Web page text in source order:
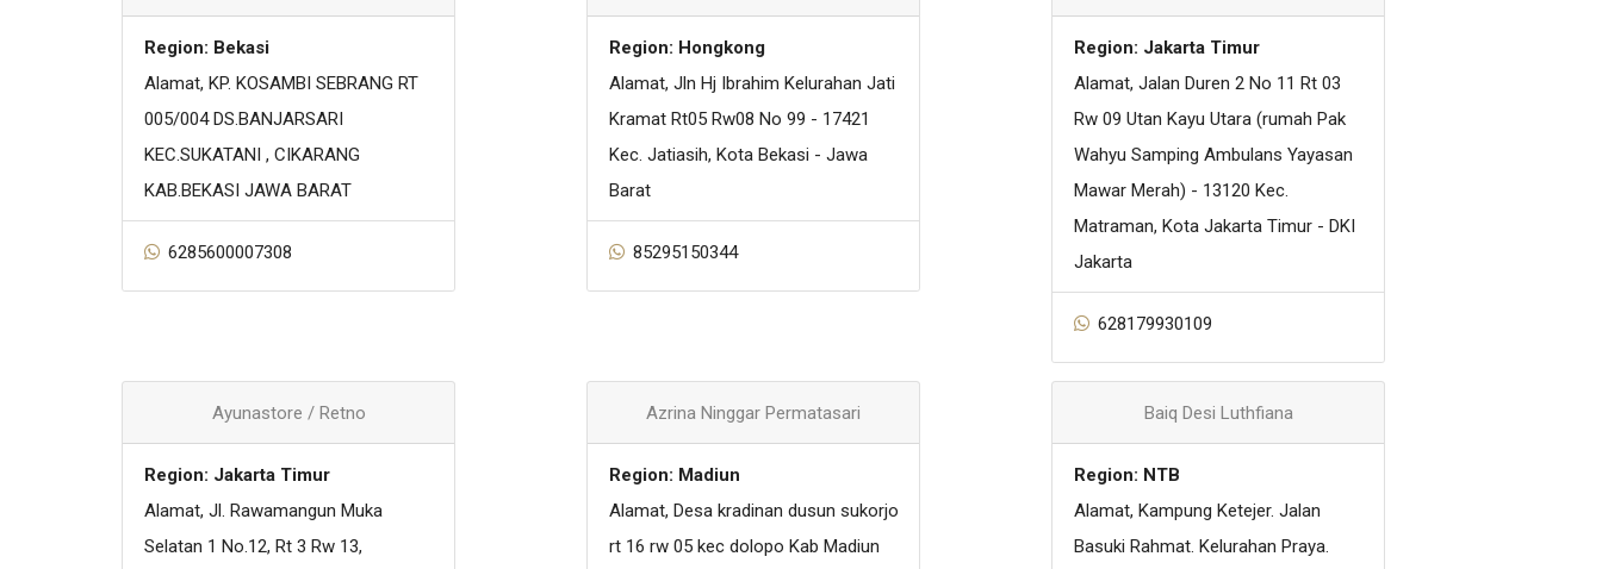
Region: Bekasi
Alamat, KP. KOSAMBI SEBRANG RT
005/004 DS.BANJARSARI
KEC.SUKATANI , CIKARANG
KAB.BEKASI JAWA BARAT
6285600007308
Region: Hongkong
Alamat, Jln Hj Ibrahim Kelurahan Jati
Kramat Rt05 Rw08 No 99 - 17421
Kec. Jatiasih, Kota Bekasi - Jawa
Barat
85295150344
Region: Jakarta Timur
Alamat, Jalan Duren 2 No 11 Rt 03
Rw 09 Utan Kayu Utara (rumah Pak
Wahyu Samping Ambulans Yayasan
Mawar Merah) - 13120 Kec.
Matraman, Kota Jakarta Timur - DKI
Jakarta
628179930109
Ayunastore / Retno
Region: Jakarta Timur
Alamat, Jl. Rawamangun Muka
Selatan 1 No.12, Rt 3 Rw 13,
Azrina Ninggar Permatasari
Region: Madiun
Alamat, Desa kradinan dusun sukorjo
rt 16 rw 05 kec dolopo Kab Madiun
Baiq Desi Luthfiana
Region: NTB
Alamat, Kampung Ketejer. Jalan
Basuki Rahmat. Kelurahan Praya.